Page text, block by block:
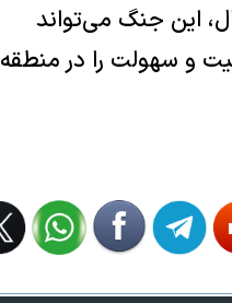
این جنگ می‌تواند
و سهولت را در منطقه